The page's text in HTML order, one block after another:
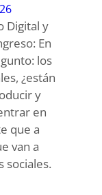
Digital y
En
los
¿están
y
en
que a
van a
sociales.